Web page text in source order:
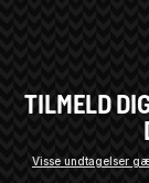
TILMELD
Visse undtagelser